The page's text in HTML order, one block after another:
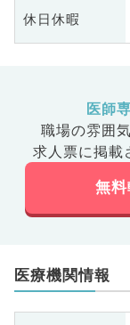
休日休暇
医師
職場の雰囲
求人票に掲載
無
医療機関情報